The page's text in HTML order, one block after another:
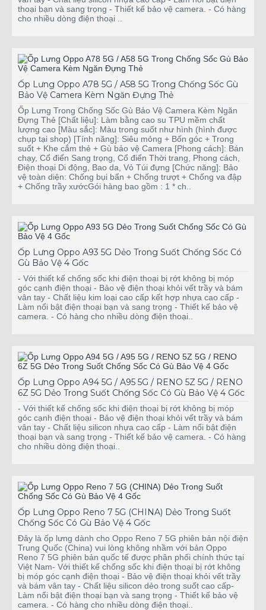
thoại bạn và sang trọng - Thiết kế bảo vệ camera. - Có hàng
cho nhiều dòng điện thoại ..
Ốp Lưng Oppo A78 5G / A58 5G Trong Chống Sốc Gù
Bảo Vệ Camera Kèm Ngăn Đựng Thẻ
Ốp Lưng Trong Chống Sốc Gù Bảo Vệ Camera Kèm Ngăn
Đựng Thẻ [Chất liệu]: Làm bằng cao su TPU mềm chất
lượng cao [Màu sắc]: Màu trong suốt như hình (hình được
chụp tại shop) [Tính năng]: Siêu mỏng + Bốn góc + Trong
suốt + Khe cắm thẻ + Gù bảo vệ Camera [Phong cách]: Bán
chạy, Cổ điển Sang trọng, Cổ điển Thời trang, Phong cách,
Điện thoại Di động, Bao da, Vỏ Túi đựng [Chức năng]: Bảo
vệ toàn diện: Chống bụi bẩn + Chống trượt + Chống va đập
+ Chống trầy xướcGói hàng bao gồm : 1 * ch..
Ốp Lưng Oppo A93 5G Dẻo Trong Suốt Chống Sốc Có
Gù Bảo Vệ 4 Gốc
- Với thiết kế chống sốc khi điện thoại bị rớt không bị móp
góc cạnh điện thoại - Bảo vệ điện thoại khỏi vết trầy và bám
vân tay - Chất liệu kim loại cao cấp kết hợp nhựa cao cấp -
Làm nổi bật điện thoại bạn và sang trọng - Thiết kế bảo vệ
camera. - Có hàng cho nhiều dòng điện thoại..
Ốp Lưng Oppo A94 5G / A95 5G / RENO 5Z 5G / RENO
6Z 5G Dẻo Trong Suốt Chống Sốc Có Gù Bảo Vệ 4 Gốc
- Với thiết kế chống sốc khi điện thoại bị rớt không bị móp
góc cạnh điện thoại - Bảo vệ điện thoại khỏi vết trầy và bám
vân tay - Chất liệu silicon nhựa cao cấp - Làm nổi bật điện
thoại bạn và sang trọng - Thiết kế bảo vệ camera. - Có hàng
cho nhiều dòng điện thoại..
Ốp Lưng Oppo Reno 7 5G (CHINA) Dẻo Trong Suốt
Chống Sốc Có Gù Bảo Vệ 4 Gốc
Đây là ốp lưng dành cho Oppo Reno 7 5G phiên bản nội điện
Trung Quốc (China) vui lòng không nhầm với bản Oppo
Reno 7 5G phiên bản quốc tế được phân phối chính thức tại
Việt Nam- Với thiết kế chống sốc khi điện thoại bị rớt không
bị móp góc cạnh điện thoại - Bảo vệ điện thoại khỏi vết trầy
và bám vân tay - Chất liệu silicon dẻo trong suốt cao cấp-
Làm nổi bật điện thoại bạn và sang trọng - Thiết kế bảo vệ
camera. - Có hàng cho nhiều dòng điện thoại..